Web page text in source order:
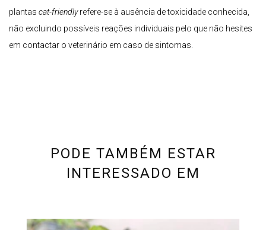
plantas cat-friendlyrefere-se à ausência de toxicidade conhecida,
não excluindo possíveis reações individuais pelo que não hesites
em contactar o veterinário em caso de sintomas.
PODE TAMBÉM ESTAR
INTERESSADO EM